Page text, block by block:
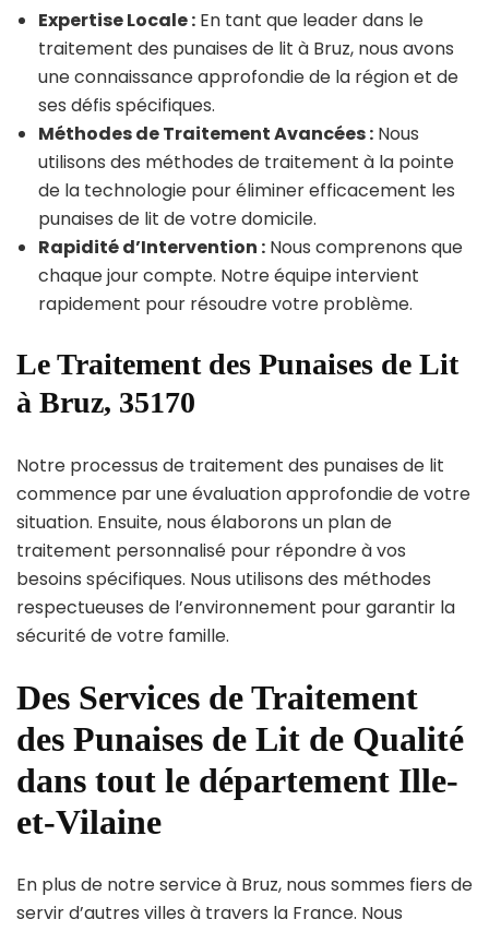
Expertise Locale : En tant que leader dans le
traitement des punaises de lit à Bruz, nous avons
une connaissance approfondie de la région et de
ses défis spécifiques.
Méthodes de Traitement Avancées : Nous
utilisons des méthodes de traitement à la pointe
de la technologie pour éliminer efficacement les
punaises de lit de votre domicile.
Rapidité d’Intervention : Nous comprenons que
chaque jour compte. Notre équipe intervient
rapidement pour résoudre votre problème.
Le Traitement des Punaises de Lit
à Bruz, 35170
Notre processus de traitement des punaises de lit
commence par une évaluation approfondie de votre
situation. Ensuite, nous élaborons un plan de
traitement personnalisé pour répondre à vos
besoins spécifiques. Nous utilisons des méthodes
respectueuses de l’environnement pour garantir la
sécurité de votre famille.
Des Services de Traitement
des Punaises de Lit de Qualité
dans tout le département Ille-
et-Vilaine
En plus de notre service à Bruz, nous sommes fiers de
servir d’autres villes à travers la France. Nous